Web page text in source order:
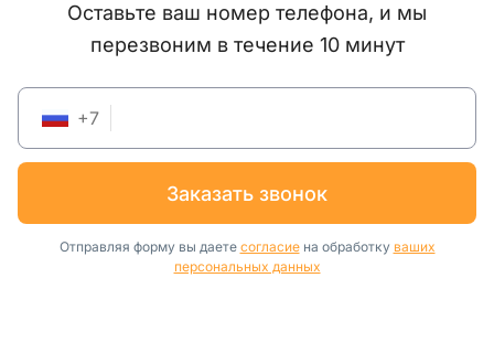
Оставьте ваш номер телефона, и мы
перезвоним в течение 10 минут
+7
заказать звонок
Отправляя форму вы даете согласиена обработку ваших
персональных данных